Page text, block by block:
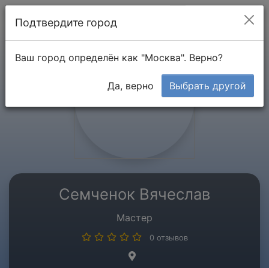
Семченок Вячеслав
Мастер
0 отзывов
Подтвердите город
Ваш город определён как "Москва". Верно?
Да, верно Выбрать другой